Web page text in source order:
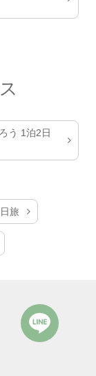
う 1泊2日
旅